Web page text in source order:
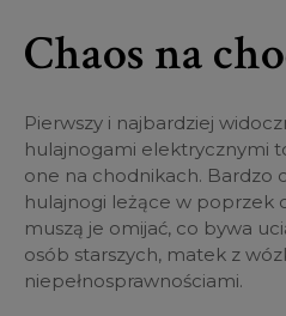
Chaos na
Pierwszy i najbardziej
hulajnogami elektrycznymi
one na chodnikach. Bardzo
hulajnogi leżące w poprzek
muszą je omijać, co bywa
osób starszych, matek z
niepełnosprawnościami.